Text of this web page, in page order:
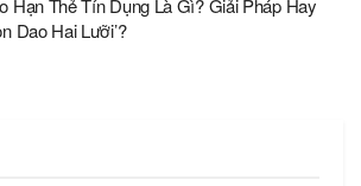
Hạn Thẻ Tín Dụng Là Gì? Giải Pháp Hay
Dao Hai Lưỡi’?